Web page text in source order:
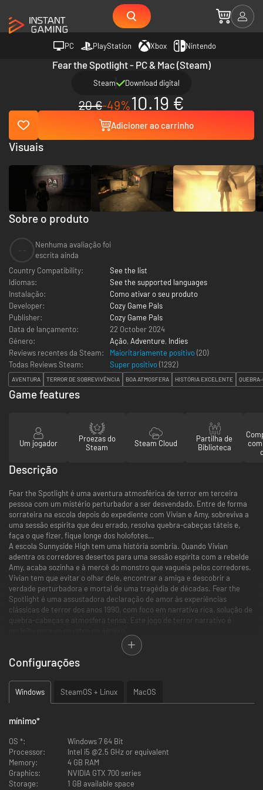
PC PlayStation Xbox Nintendo
Fear the Spotlight - PC & Mac (Steam)
Steam Download digital
20 €-49%10.19 €
Adicioner ao carrinho
Sobre o produto
Nenhuma avaliação foi
escrita ainda
Country Compatibility:
See the list
Idiomas:
See the supported languages
Instalação:
Como ativar o seu produto
Developer:
Cozy Game Pals
Publisher:
Cozy Game Pals
Data de lançamento:
22 October 2024
Género:
Ação, Adventure, Indies
Reviews recentes da Steam:
Maioritariamente positivo(20)
Todas Reviews Steam:
Super positivo(1292)
AVENTURA TERROR DE SOBREVIVÊNCIA BOA ATMOSFERA HISTÓRIA EXCELENTE
Visuais
Game features
Um jogador
Proezas do
Steam
Steam Cloud
Partilha de
Biblioteca
Descrição
Fear the Spotlight é uma aventura atmosférica de terror em terceira
pessoa com um mistério perturbador a ser desvendado. Entre de forma
sorrateira na escola depois do expediente com Vivian e Amy, sobreviva a
uma sessão espírita que deu errado, resolva quebra-cabeças táteis e,
faça o que fizer, fique longe dos holofotes…
A escola Sunnyside High tem uma história sombria. Quando Vivian
adentra os corredores desertos para uma sessão espírita com a rebelde
Amy, acaba sozinha e à mercê do monstro que vagueia pelos corredores.
Vivian tem que evitar o olhar dele, encontrar a amiga e descobrir a
verdade perturbadora e mortal de uma tragédia de décadas. Fear the
Spotlight é uma assustadora declaração de amor às experiências
clássicas de terror dos anos 1990, com foco em narrativa rica, solução de
quebra-cabeças e atmosfera tensa. Este jogo de terror narrativo é
ESCAPE DO PESADELO
A sessão mediúnica deu terrivelmente errado. A Amy desapareceu e
a escola se transformou em uma versão de pesadelo dos corredores
de décadas atrás. Jogue como Vivian para descobrir um passado
secreto sombrio enquanto tenta salvar você e sua amiga
JOGABILIDADE DELICIOSAMENTE ATERRORIZANTE
Esgueire-se para evitar detecção por uma entidade desconhecida
em momentos tensos de furtividade enquanto Vivian explora a
Configurações
Windows SteamOS + Linux MacOS
mínimo*
OS *:
Windows 7 64 Bit
Processor:
Intel i5 @2.5 GHz or equivalent
Memory:
4 GB RAM
Graphics:
NVIDIA GTX 700 series
Storage:
1 GB available space